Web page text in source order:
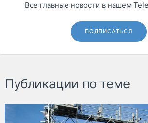
Все главные новости в нашем
ПОДПИСАТЬСЯ
Публикации по теме